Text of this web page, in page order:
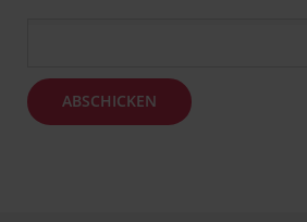
ABSCHICKEN